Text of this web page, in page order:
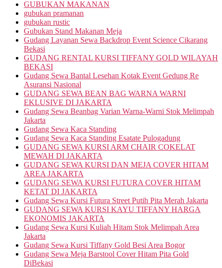
GUBUKAN MAKANAN
gubukan pramanan
gubukan rustic
Gubukan Stand Makanan Meja
Gudang Layanan Sewa Backdrop Event Science Cikarang
Bekasi
GUDANG RENTAL KURSI TIFFANY GOLD WILAYAH
BEKASI
Gudang Sewa Bantal Lesehan Kotak Event Gedung Re
Asuransi Nasional
GUDANG SEWA BEAN BAG WARNA WARNI
EKLUSIVE DI JAKARTA
Gudang Sewa Beanbag Varian Warna-Warni Stok Melimpah
Jakarta
Gudang Sewa Kaca Standing
Gudang Sewa Kaca Standing Esatate Pulogadung
GUDANG SEWA KURSI ARM CHAIR COKELAT
MEWAH DI JAKARTA
GUDANG SEWA KURSI DAN MEJA COVER HITAM
AREA JAKARTA
GUDANG SEWA KURSI FUTURA COVER HITAM
KETAT DI JAKARTA
Gudang Sewa Kursi Futura Street Putih Pita Merah Jakarta
GUDANG SEWA KURSI KAYU TIFFANY HARGA
EKONOMIS JAKARTA
Gudang Sewa Kursi Kuliah Hitam Stok Melimpah Area
Jakarta
Gudang Sewa Kursi Tiffany Gold Besi Area Bogor
Gudang Sewa Meja Barstool Cover Hitam Pita Gold
DiBekasi